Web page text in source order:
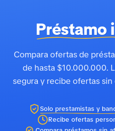
Préstamo
Compara ofertas de
de hasta $10.000.000.
segura y recibe ofertas
Solo prestamistas y
Recibe ofertas